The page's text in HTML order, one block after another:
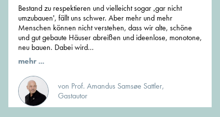
Bestand zu respektieren und vielleicht sogar ‚gar nicht
umzubauen', fällt uns schwer. Aber mehr und mehr
Menschen können nicht verstehen, dass wir alte, schöne
und gut gebaute Häuser abreißen und ideenlose, monotone,
neu bauen. Dabei wird...
mehr ...
von Prof. Amandus Samsøe Sattler,
Gastautor